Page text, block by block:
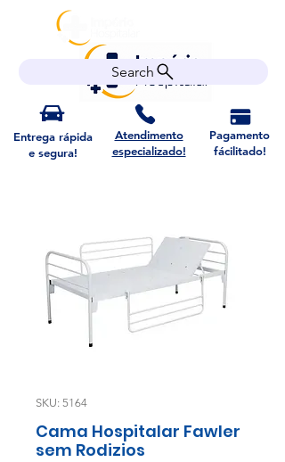
Search
Entrega rápida
e segura!
Atendimento
especializado!
Pagamento
fácilitado!
SKU: 5164
Cama Hospitalar Fawler
sem Rodizios